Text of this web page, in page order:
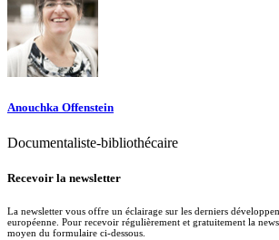
Anouchka Offenstein
Documentaliste-bibliothécaire
Recevoir la newsletter
La newsletter vous offre un éclairage sur les derniers
européenne. Pour recevoir régulièrement et gratuitement la
moyen du formulaire ci-dessous.